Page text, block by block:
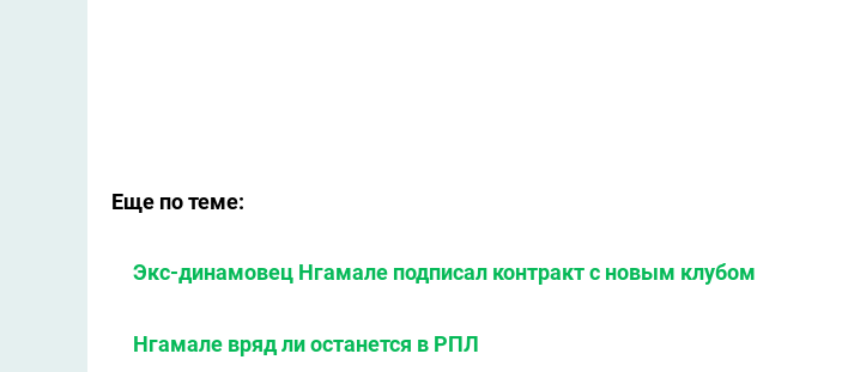
Еще по теме:
Экс-динамовец Нгамале подписал контракт с новым клубом
Нгамале вряд ли останется в РПЛ